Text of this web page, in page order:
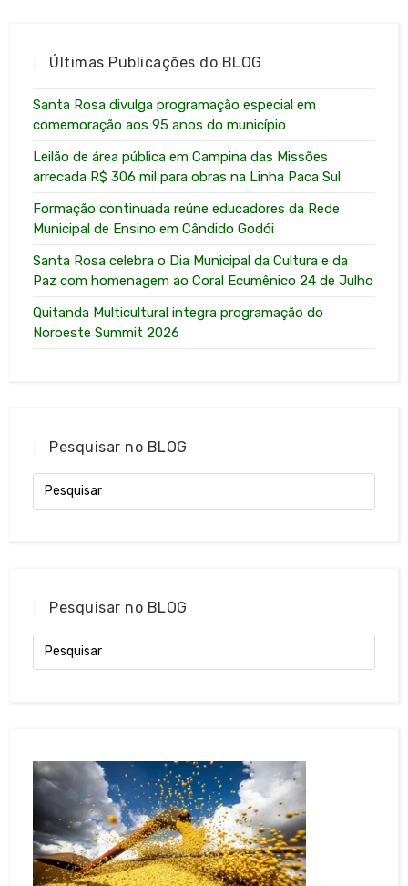
Últimas Publicações do BLOG
Santa Rosa divulga programação especial em
comemoração aos 95 anos do município
Leilão de área pública em Campina das Missões
arrecada R$ 306 mil para obras na Linha Paca Sul
Formação continuada reúne educadores da Rede
Municipal de Ensino em Cândido Godói
Santa Rosa celebra o Dia Municipal da Cultura e da
Paz com homenagem ao Coral Ecumênico 24 de Julho
Quitanda Multicultural integra programação do
Noroeste Summit 2026
Pesquisar no BLOG
Pesquisar no BLOG